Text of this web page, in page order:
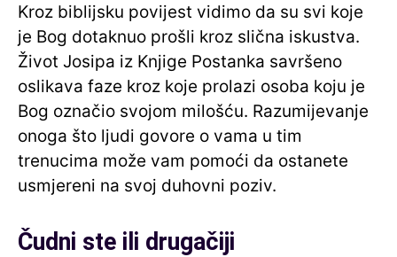
Kroz biblijsku povijest vidimo da su svi koje
je Bog dotaknuo prošli kroz slična iskustva.
Život Josipa iz Knjige Postanka savršeno
oslikava faze kroz koje prolazi osoba koju je
Bog označio svojom milošću. Razumijevanje
onoga što ljudi govore o vama u tim
trenucima može vam pomoći da ostanete
usmjereni na svoj duhovni poziv.
Čudni ste ili drugačiji